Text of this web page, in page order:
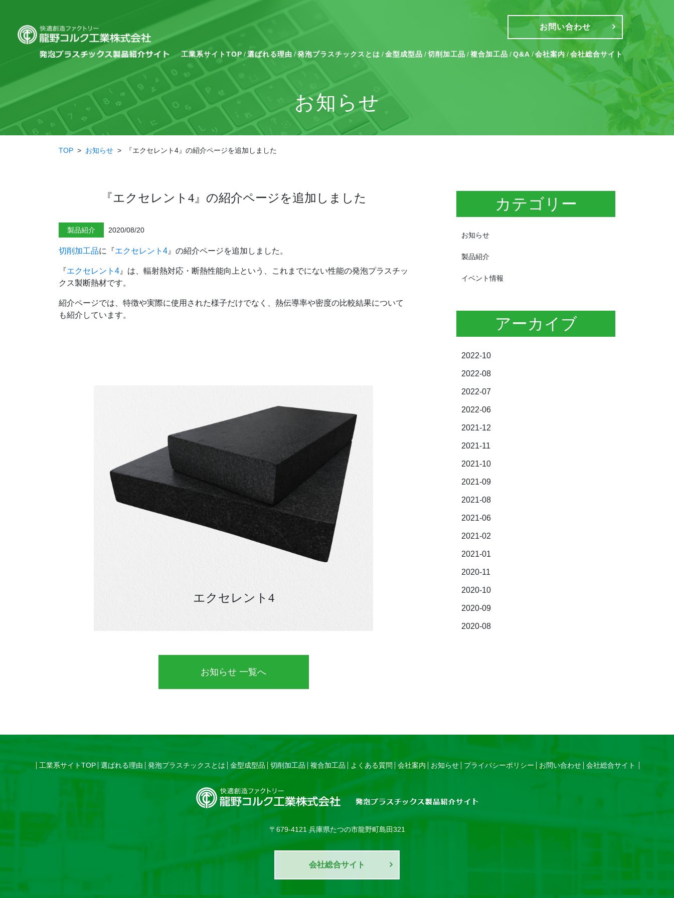
お問い合わせ
工業系サイトTOP 選ばれる理由 発泡プラスチックスとは 金型成型品 切削加工品 複合加工品 Q&A 会社案内 会社総合サイト
お知らせ
TOP > お知らせ > 『エクセレント4』の紹介ページを追加しました
『エクセレント4』の紹介ページを追加しました
製品紹介 2020/08/20
切削加工品に『エクセレント4 』の紹介ページを追加しました。
『エクセレント4 』は、輻射熱対応・断熱性能向上という、これまでにない性能の発泡プラスチッ
クス製断熱材です。
紹介ページでは、特徴や実際に使用された様子だけでなく、熱伝導率や密度の比較結果について
も紹介しています。
エクセレント4
お知らせ 一覧へ
カテゴリー
お知らせ
製品紹介
イベント情報
アーカイブ
2022-10
2022-08
2022-07
2022-06
2021-12
2021-11
2021-10
2021-09
2021-08
2021-06
2021-02
2021-01
2020-11
2020-10
2020-09
2020-08
工業系サイトTOP 選ばれる理由 発泡プラスチックスとは 金型成型品 切削加工品 複合加工品 よくある質問 会社案内 お知らせ プライバシーポリシー お問い合わせ 会社総合サイト
〒679-4121 兵庫県たつの市龍野町島田321
会社総合サイト